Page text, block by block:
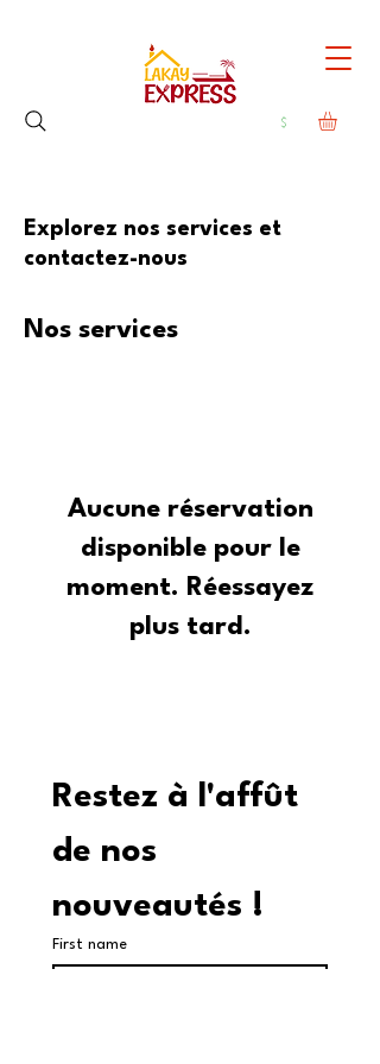
Explorez nos services et
contactez-nous
Nos services
Aucune réservation
disponible pour le
moment. Réessayez
plus tard.
Restez à l'affût
de nos
nouveautés !
First name